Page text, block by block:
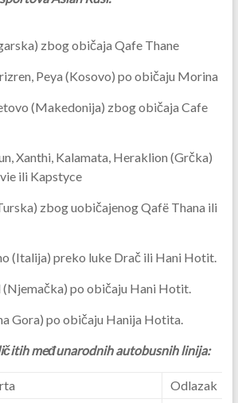
zbog običaja Qafe Thane
Peya (Kosovo) po običaju Morina
(Makedonija) zbog običaja Cafe
Xanthi, Kalamata, Heraklion (Grčka)
ili Kapstyce
zbog uobičajenog Qafë Thana ili
(Italija) preko luke Drač ili Hani Hotit.
(Njemačka) po običaju Hani Hotit.
Gora) po običaju Hanija Hotita.
međunarodnih autobusnih linija:
Odlazak